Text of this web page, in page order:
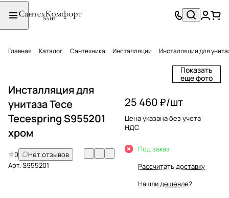
Главная Каталог Сантехника Инсталляции Инсталляции для
Показать
еще фото
Инсталляция для
унитаза Tece
Tecespring S955201
хром
0
Нет отзывов
Арт.S955201
25 460 ₽/шт
Цена указана без учета
НДС
Под заказ
Рассчитать доставку
Нашли дешевле?